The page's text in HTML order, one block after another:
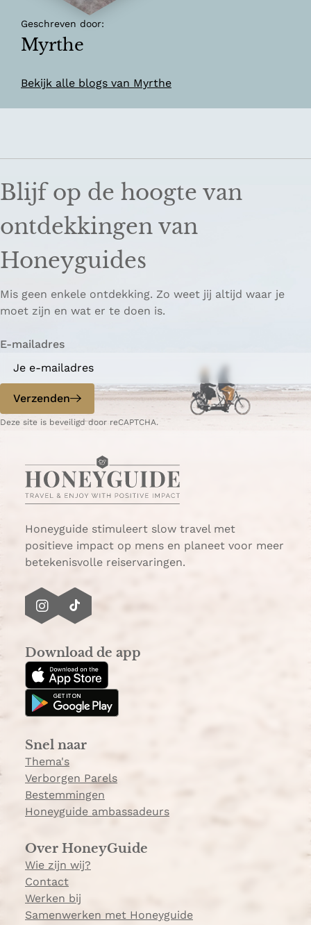
Geschreven door:
Myrthe
Bekijk alle blogs van Myrthe
Blijf op de hoogte van
ontdekkingen van
Honeyguides
Mis geen enkele ontdekking. Zo weet jij altijd waar je
moet zijn en wat er te doen is.
E-mailadres
Verzenden
Deze site is beveiligd door reCAPTCHA.
Honeyguide stimuleert slow travel met
positieve impact op mens en planeet voor meer
betekenisvolle reiservaringen.
I
t
a
g
m
T
T
o
k
Download de app
Snel naar
Thema's
Verborgen Parels
Bestemmingen
Honeyguide ambassadeurs
Over HoneyGuide
Wie zijn wij?
Contact
Werken bij
Samenwerken met Honeyguide